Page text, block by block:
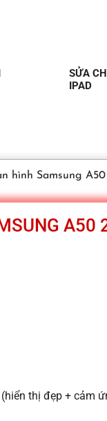
SỬA
IPAD
hình Samsung
A50
(hiển thị đẹp + cảm